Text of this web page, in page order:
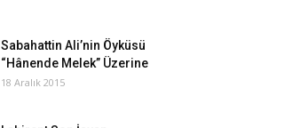
Sabahattin Ali’nin Öyküsü
“Hânende Melek” Üzerine
18 Aralık 2015